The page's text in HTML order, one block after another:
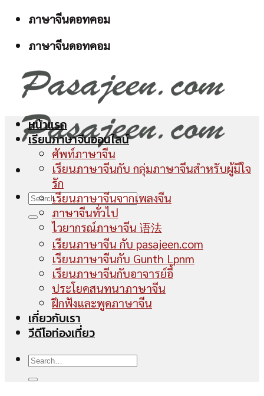
Skip
content
ภาษาจีนดอทคอม
ภาษาจีนดอทคอม
หน้าแรก
เรียนภาษาจีนออนไลน์
ศัพท์ภาษาจีน
เรียนภาษาจีนกับ กลุ่มภาษาจีนสำหรับผู้มีใจ
รัก
เรียนภาษาจีนจากเพลงจีน
ภาษาจีนทั่วไป
ไวยากรณ์ภาษาจีน 语法
เรียนภาษาจีน กับ pasajeen.com
เรียนภาษาจีนกับ Gunth Lpnm
เรียนภาษาจีนกับอาจารย์อี้
ประโยคสนทนาภาษาจีน
ฝึกฟังและพูดภาษาจีน
เกี่ยวกับเรา
วีดีโอท่องเที่ยว